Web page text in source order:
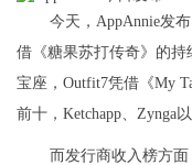
今天，AppAnnie发
借《糖果苏打传奇》的
宝座，Outfit7凭借《My
前十，Ketchapp、Zynga
而发行商收入榜方